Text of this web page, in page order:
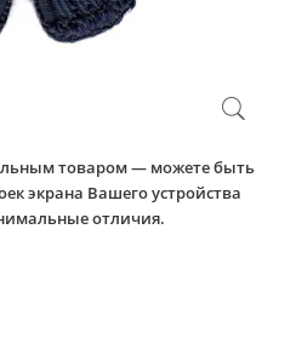
товаром — можете быть
экрана Вашего устройства
отличия.